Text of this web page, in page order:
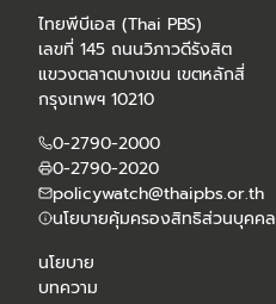
ไทยพีบีเอส (Thai PBS)
เลขที่ 145 ถนนวิภาวดีรังสิต
แขวงตลาดบางเขน เขตหลักสี่
กรุงเทพฯ 10210
0-2790-2000
0-2790-2020
policywatch@thaipbs.or.th
นโยบายคุ้มครองสิทธิส่วนบุคคล
นโยบาย
บทความ